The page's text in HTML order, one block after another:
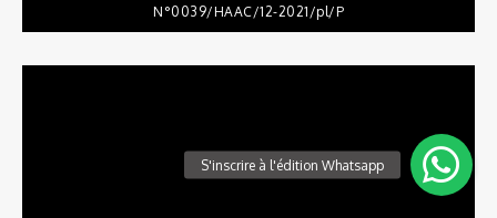
N°0039/HAAC/12-2021/pl/P